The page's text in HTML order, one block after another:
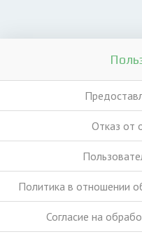
Отказ от
Политика в отношении
Согласие на